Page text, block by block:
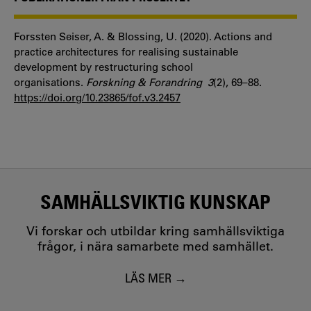
Forssten Seiser, A. & Blossing, U. (2020). Actions and
practice architectures for realising sustainable
development by restructuring school
organisations. Forskning & Forandring 3(2), 69–88.
https://doi.org/10.23865/fof.v3.2457
SAMHÄLLSVIKTIG KUNSKAP
Vi forskar och utbildar kring samhällsviktiga
frågor, i nära samarbete med samhället.
LÄS MER